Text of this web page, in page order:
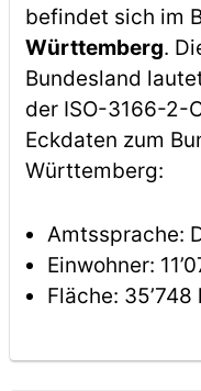
befindet sich im
Württemberg.
Bundesland
der ISO-3166-2-
Eckdaten zum
Württemberg:
Amtssprache:
Einwohner:
Fläche: 35’748